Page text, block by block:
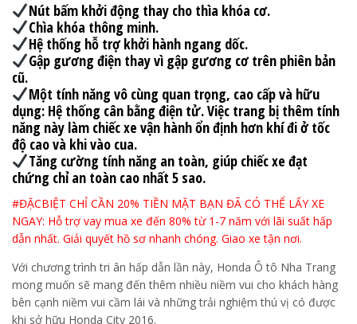
Nút bấm khởi động thay cho thìa khóa cơ.
Chìa khóa thông minh.
Hệ thống hỗ trợ khởi hành ngang dốc.
Gập gương điện thay vì gập gương cơ trên phiên bản
cũ.
Một tính năng vô cùng quan trọng, cao cấp và hữu
dụng: Hệ thống cân bằng điện tử. Việc trang bị thêm tính
năng này làm chiếc xe vận hành ổn định hơn khí đi ở tốc
độ cao và khi vào cua.
Tăng cường tính năng an toàn, giúp chiếc xe đạt
chứng chỉ an toàn cao nhất 5 sao.
#ĐẶCBIỆT CHỈ CẦN 20% TIỀN MẶT BẠN ĐÃ CÓ THỂ LẤY XE
NGAY: Hỗ trợ vay mua xe đến 80% từ 1-7 năm với lãi suất hấp
dẫn nhất. Giải quyết hồ sơ nhanh chóng. Giao xe tận nơi.
Với chương trình tri ân hấp dẫn lần này, Honda Ô tô Nha Trang
mong muốn sẽ mang đến thêm nhiều niềm vui cho khách hàng
bên cạnh niềm vui cầm lái và những trải nghiệm thú vị có được
khi sở hữu Honda City 2016.